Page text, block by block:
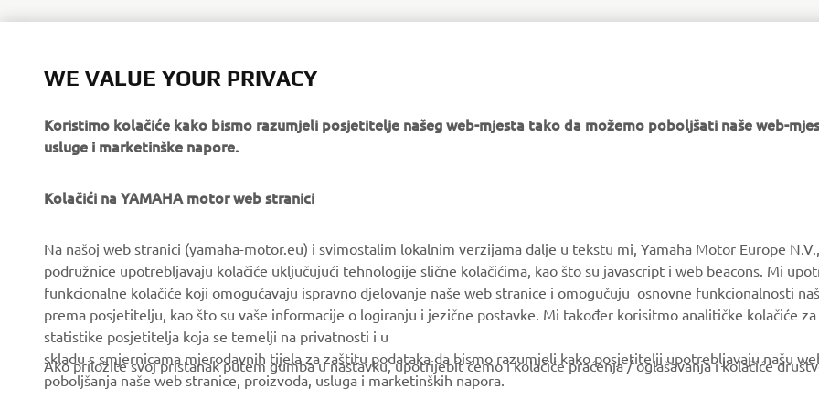
About us
Events
Press
eBike systems
Authorities & Police
Golfcourses
First responders
MyYamaha
Yamaha Motor Global
Parts Catalogue
WE VALUE YOUR PRIVACY
Koristimo kolačiće kako bismo razumjeli posjetitelje našeg web-mjesta tako da možemo poboljšati naše web-
usluge i marketinške napore.
Kolačići na YAMAHA motor web stranici
Na našoj web stranici (yamaha-motor.eu) i svimostalim lokalnim verzijama dalje u tekstu mi, Yamaha Motor Europe
podružnice upotrebljavaju kolačiće uključujući tehnologije slične kolačićima, kao što su javascript i web beacons. Mi
funkcionalne kolačiće koji omogučavaju ispravno djelovanje naše web stranice i omogučuju osnovne funkcionalnosti
prema posjetitelju, kao što su vaše informacije o logiranju i jezične postavke. Mi također korisitmo analitičke kolačiće
statistike posjetitelja koja se temelji na privatnosti i u
skladu s smjernicama mjerodavnih tijela za zaštitu podataka da bismo razumjeli kako posjetitelji upotrebljavaju našu
poboljšanja naše web stranice, proizvoda, usluga i marketinških napora.
Ako priložite svoj pristanak putem gumba u nastavku, upotrijebit ćemo i kolačiće praćenja / oglašavanja i kolačiće